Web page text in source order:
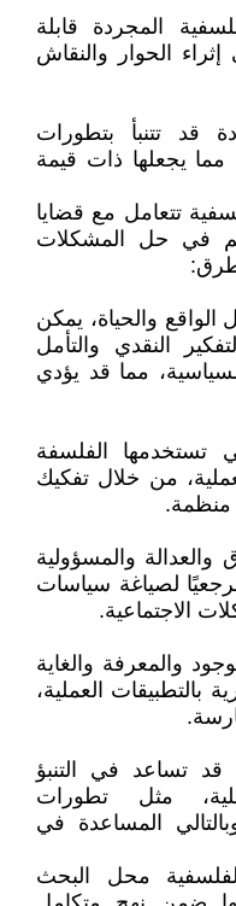
المجردة قابلة
الحوار والنقاش
قد تتنبأ بتطورات
مما يجعلها ذات قيمة
تتعامل مع قضايا
في حل المشكلات
طرق:
والحياة، يمكن
النقدي والتأمل
مما قد يؤدي
تستخدمها الفلسفة
من خلال تفكيك
منظمة.
والعدالة والمسؤولية
لصياغة سياسات
الاجتماعية.
والمعرفة والغاية
العملية،
قد تساعد في التنبؤ
مثل تطورات
وبالتالي المساعدة في
محل البحث